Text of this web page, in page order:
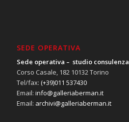
SEDE OPERATIVA
Sede operativa – studio consulenza
Corso Casale, 182 10132 Torino
Tel/fax: (+39)011 537430
Email: info@galleriaberman.it
Email: archivi@galleriaberman.it